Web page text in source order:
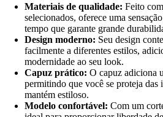
Materiais de qualidade: Feito
selecionados, oferece uma
tempo que garante grande
Design moderno: Seu design
facilmente a diferentes estilos,
modernidade ao seu look.
Capuz prático: O capuz adiciona
permitindo que você se proteja das
mantém estiloso.
Modelo confortável: Com um